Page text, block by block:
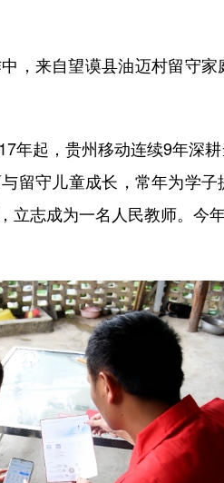
来自望谟县油迈村留守家
起，贵州移动连续9年深耕
留守儿童成长，常年为学
立志成为一名人民教师。今